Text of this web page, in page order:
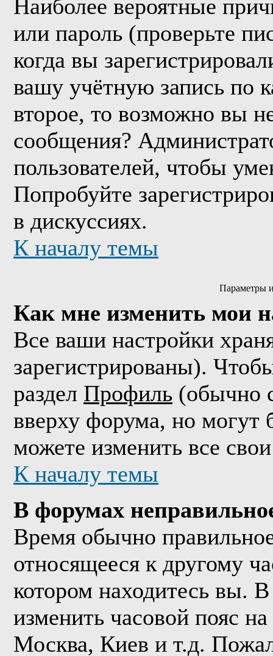
Наиболее вероятные
или пароль (проверьте
когда вы
вашу учётную запись по
второе, то возможно вы
сообщения?
пользователей, чтобы
Попробуйте
в дискуссиях.
К началу темы
Параметры
Как мне изменить мои
Все ваши настройки
зарегистрированы).
раздел Профиль (обычно
вверху форума, но
можете изменить все
К началу темы
В форумах
Время обычно
относящееся к другому
котором находитесь вы.
изменить часовой пояс
Москва, Киев и т.д.